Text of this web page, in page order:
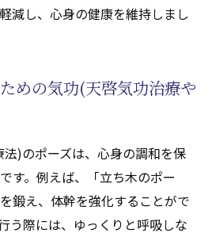
減し、心身の健康を維持しまし
めの気功(天啓気功治療や
)のポーズは、心身の調和を保
す。例えば、「立ち木のポー
鍛え、体幹を強化することがで
う際には、ゆっくりと呼吸しな